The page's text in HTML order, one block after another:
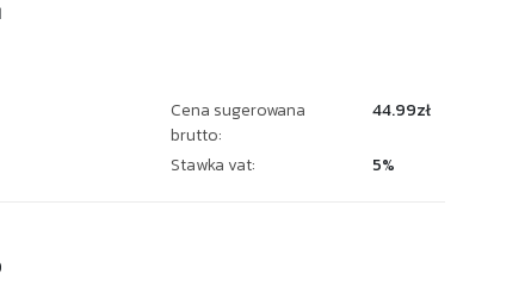
Cena sugerowana
brutto:
44.99zł
Stawka vat: 5%